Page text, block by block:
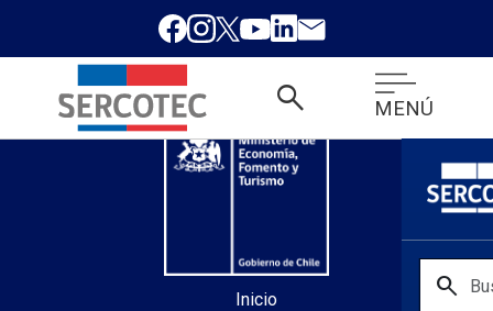
search MENÚ
search
desde index.php
Inicio